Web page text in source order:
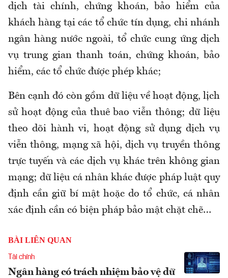
dịch tài chính, chứng khoán, bảo hiểm của
khách hàng tại các tổ chức tín dụng, chi nhánh
ngân hàng nước ngoài, tổ chức cung ứng dịch
vụ trung gian thanh toán, chứng khoán, bảo
hiểm, các tổ chức được phép khác;
Bên cạnh đó còn gồm dữ liệu về hoạt động, lịch
sử hoạt động của thuê bao viễn thông; dữ liệu
theo dõi hành vi, hoạt động sử dụng dịch vụ
viễn thông, mạng xã hội, dịch vụ truyền thông
trực tuyến và các dịch vụ khác trên không gian
mạng; dữ liệu cá nhân khác được pháp luật quy
định cần giữ bí mật hoặc do tổ chức, cá nhân
xác định cần có biện pháp bảo mật chặt chẽ…
BÀI LIÊN QUAN
Tài chính
Ngân hàng có trách nhiệm bảo vệ dữ